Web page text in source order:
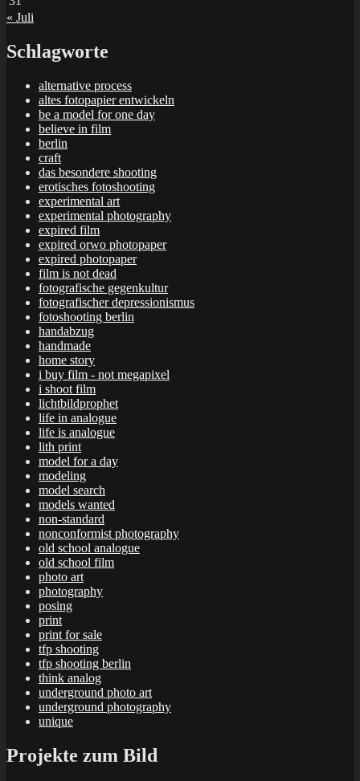
« Juli
Schlagworte
alternative process
altes fotopapier entwickeln
be a model for one day
believe in film
berlin
craft
das besondere shooting
erotisches fotoshooting
experimental art
experimental photography
expired film
expired orwo photopaper
expired photopaper
film is not dead
fotografische gegenkultur
fotografischer depressionismus
fotoshooting berlin
handabzug
handmade
home story
i buy film - not megapixel
i shoot film
lichtbildprophet
life in analogue
life is analogue
lith print
model for a day
modeling
model search
models wanted
non-standard
nonconformist photography
old school analogue
old school film
photo art
photography
posing
print
print for sale
tfp shooting
tfp shooting berlin
think analog
underground photo art
underground photography
unique
Projekte zum Bild